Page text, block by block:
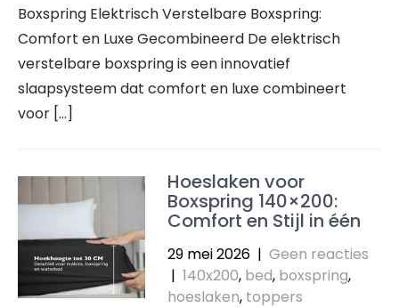
Boxspring Elektrisch Verstelbare Boxspring:
Comfort en Luxe Gecombineerd De elektrisch
verstelbare boxspring is een innovatief
slaapsysteem dat comfort en luxe combineert
voor […]
Hoeslaken voor
Boxspring 140×200:
Comfort en Stijl in één
29 mei 2026 | Geen reacties
| 140x200, bed, boxspring,
hoeslaken, toppers